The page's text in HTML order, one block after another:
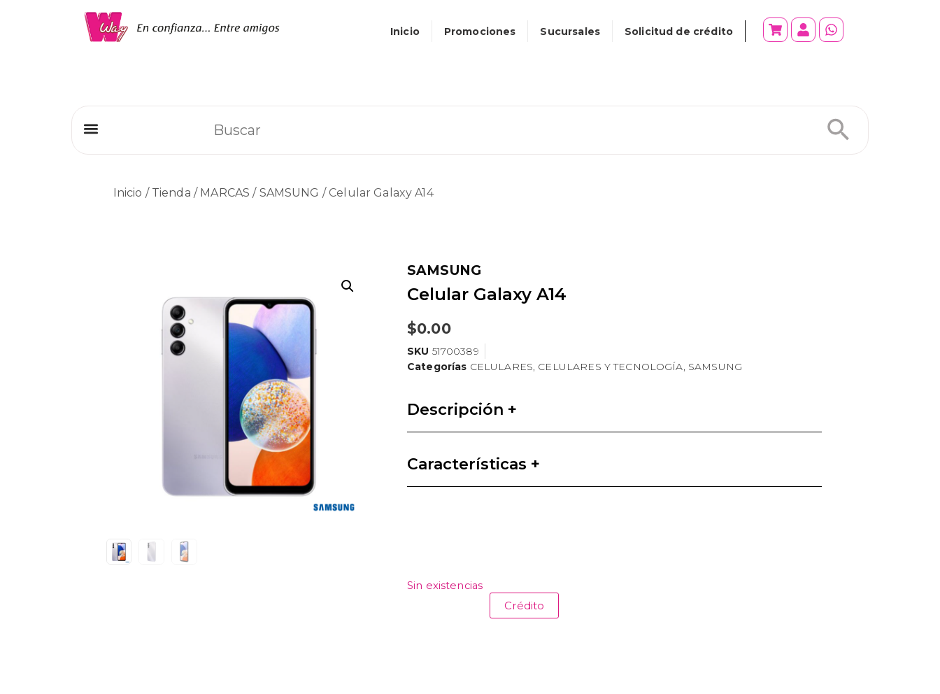
Inicio Promociones Sucursales Solicitud de crédito
Inicio / Tienda / MARCAS / SAMSUNG / Celular Galaxy A14
SAMSUNG
Celular Galaxy A14
$0.00
SKU 51700389
Categorías CELULARES, CELULARES Y TECNOLOGÍA, SAMSUNG
Descripción +
Características +
Sin existencias
Crédito